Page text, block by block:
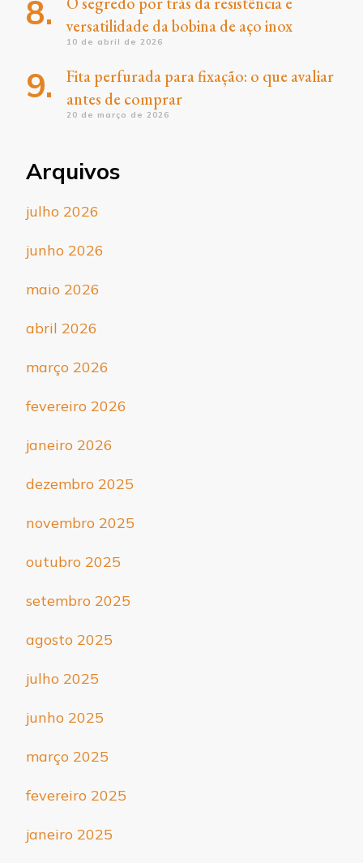
versatilidade da bobina de aço inox
10 de abril de 2026
Fita perfurada para fixação: o que avaliar
antes de comprar
20 de março de 2026
Arquivos
julho 2026
junho 2026
maio 2026
abril 2026
março 2026
fevereiro 2026
janeiro 2026
dezembro 2025
novembro 2025
outubro 2025
setembro 2025
agosto 2025
julho 2025
junho 2025
março 2025
fevereiro 2025
janeiro 2025